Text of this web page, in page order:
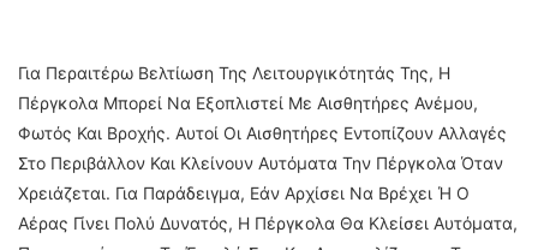
Για Περαιτέρω Βελτίωση Της Λειτουργικότητάς Της, Η
Πέργκολα Μπορεί Να Εξοπλιστεί Με Αισθητήρες Ανέμου,
Φωτός Και Βροχής. Αυτοί Οι Αισθητήρες Εντοπίζουν Αλλαγές
Στο Περιβάλλον Και Κλείνουν Αυτόματα Την Πέργκολα Όταν
Χρειάζεται. Για Παράδειγμα, Εάν Αρχίσει Να Βρέχει Ή Ο
Αέρας Γίνει Πολύ Δυνατός, Η Πέργκολα Θα Κλείσει Αυτόματα,